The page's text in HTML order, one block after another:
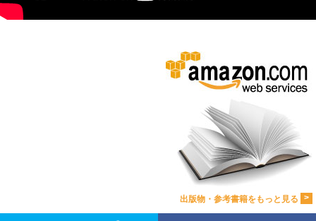
出版物・参考書籍をもっと見る >